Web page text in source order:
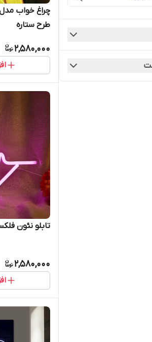
چراغ خواب
طرح ستاره
2,580,000
تابلو نئون
2,580,000